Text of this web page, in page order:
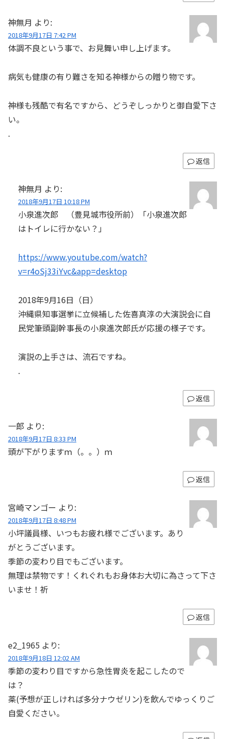
神無月 より:
2018年9月17日 7:42 PM
体調不良という事で、お見舞い申し上げます。
病気も健康の有り難さを知る神様からの贈り物です。
神様も残酷で有名ですから、どうぞしっかりと御自愛下さ
い。
.
返信
神無月 より:
2018年9月17日 10:18 PM
小泉進次郎 （豊見城市役所前）「小泉進次郎
はトイレに行かない？」
https://www.youtube.com/watch?
v=r4oSj33iYvc&app=desktop
2018年9月16日（日）
沖縄県知事選挙に立候補した佐喜真淳の大演説会に自
民党筆頭副幹事長の小泉進次郎氏が応援の様子です。
演説の上手さは、流石ですね。
.
返信
一郎 より:
2018年9月17日 8:33 PM
頭が下がりますｍ（。。）ｍ
返信
宮崎マンゴー より:
2018年9月17日 8:48 PM
小坪議員様、いつもお疲れ様でございます。あり
がとうございます。
季節の変わり目でもございます。
無理は禁物です！くれぐれもお身体お大切に為さって下さ
いませ！祈
返信
e2_1965 より:
2018年9月18日 12:02 AM
季節の変わり目ですから急性胃炎を起こしたので
は？
薬(予想が正しければ多分ナウゼリン)を飲んでゆっくりご
自愛ください。